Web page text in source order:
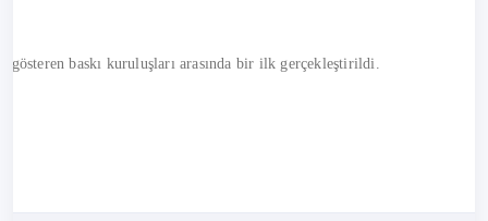
baskı kuruluşları arasında bir ilk gerçekleştirildi.